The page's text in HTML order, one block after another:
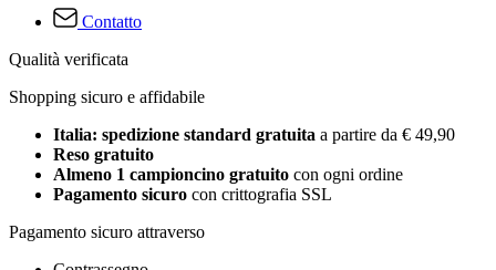
Contatto
Qualità verificata
Shopping sicuro e affidabile
Italia: spedizione standard gratuita a partire da € 49,90
Reso gratuito
Almeno 1 campioncino gratuito con ogni ordine
Pagamento sicuro con crittografia SSL
Pagamento sicuro attraverso